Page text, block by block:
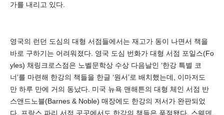
가를 내리고 있다.
영국의 런던 도심의 대형 서점들에서는 재고가 동이 나면서 책을
바로 구하기는 어려워졌다. 영국 도심 번화가 대형 서점 포일스(Fo
yles) 채링크로스점은 노벨문학상 수상 다음날인 ‘한강 특별 코
너’를 마련해 한강의 책들을 한글 ‘원서’로 배치했는데, 이마저도
만 하루 만에 거의 동났다. 미국 뉴욕 맨해튼의 대형 체인 서점 반
스앤드노블(Barnes & Noble) 매장에도 한강의 저서가 완판되었
다. 프랑스 파리 서점 곳곳에서도 한강의 책들은 품절됐다. 스웨덴,